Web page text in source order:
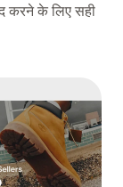
करने के लिए सही